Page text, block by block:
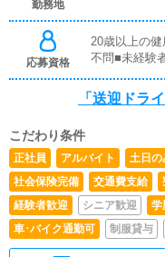
勤務地
応募資格
20歳以上の
不問■未経験
「送迎ドラ
こだわり条件
正社員 アルバイト 土日の
社会保険完備
交通費支給
経験者歓迎
シニア歓迎 学
車･バイク通勤可
制服貸与